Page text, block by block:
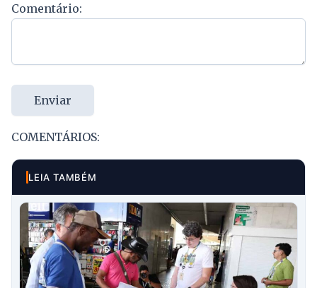
Comentário:
Enviar
COMENTÁRIOS:
LEIA TAMBÉM